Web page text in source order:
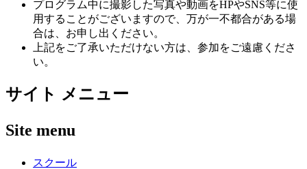
プログラム中に撮影した写真や動画をHPやSNS等に使
用することがございますので、万が一不都合がある場
合は、お申し出ください。
上記をご了承いただけない方は、参加をご遠慮くださ
い。
サイト メニュー
Site menu
スクール